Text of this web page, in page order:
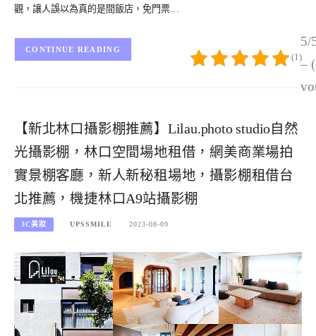
觀，讓人誤以為真的是間飯店，免門票…
5/
–
(1)
CONTINUE READING
【新北林口攝影棚推薦】Lilau.photo studio自然
光攝影棚，林口空間場地租借，網美商業場拍
實景棚客廳，新人新秘租場地，攝影棚租借台
北推薦，機捷林口A9站攝影棚
3C美妝 UPSSMILE 2023-08-09